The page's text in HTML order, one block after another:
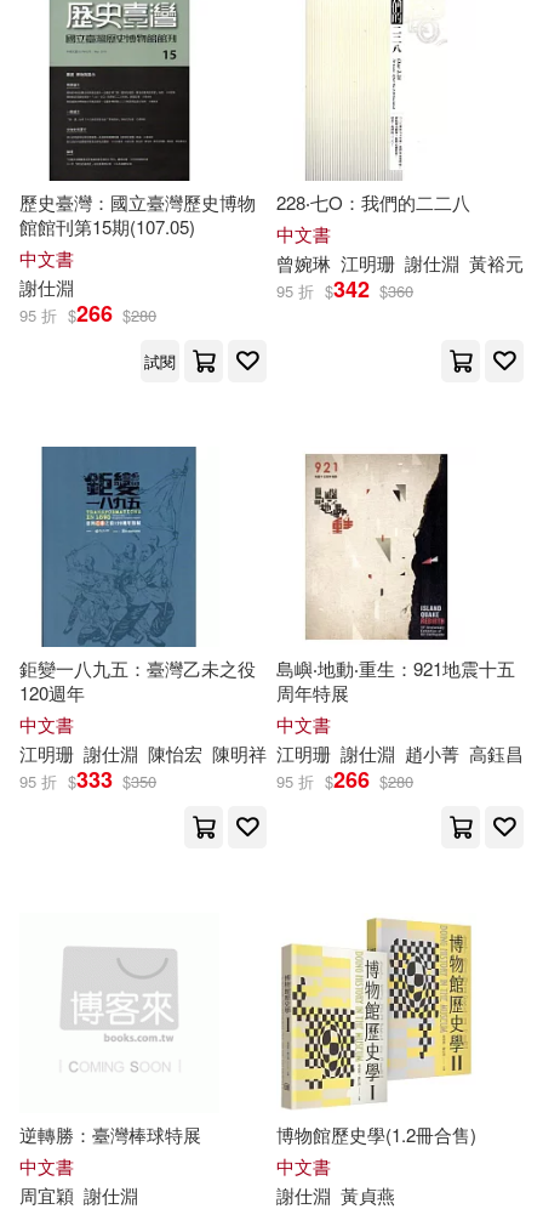
歷史臺灣：國立臺灣歷史博物
館館刊第15期(107.05)
中文書
謝仕淵
95 折 $266 $280
試閱
228‧七O：我們的二二八
中文書
曾婉琳 江明珊 謝仕淵 黃裕元
95 折 $342 $360
鉅變一八九五：臺灣乙未之役
120週年
中文書
江明珊 謝仕淵 陳怡宏 陳明祥
95 折 $333 $350
島嶼‧地動‧重生：921地震十五
周年特展
中文書
江明珊 謝仕淵 趙小菁 高鈺昌
95 折 $266 $280
逆轉勝：臺灣棒球特展
中文書
周宜穎 謝仕淵
博物館歷史學(1.2冊合售)
中文書
謝仕淵 黃貞燕